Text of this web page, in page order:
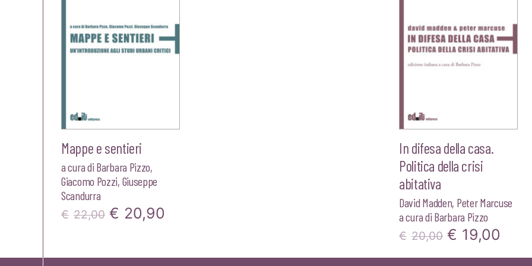
Mappe e sentieri
a cura di Barbara Pizzo,
Giacomo Pozzi, Giuseppe
Scandurra
€ 22,00 Il
originale
€ 20,90
attuale
In difesa della casa.
Politica della crisi
abitativa
David Madden, Peter Marcuse
a cura di Barbara Pizzo
€ 20,00 Il
prezzo
€ 19,00